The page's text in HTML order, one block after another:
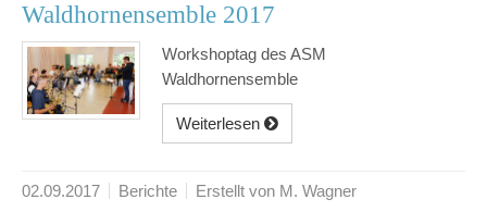
Waldhornensemble 2017
Workshoptag des ASM
Waldhornensemble
Weiterlesen
02.09.2017 Berichte Erstellt von M. Wagner